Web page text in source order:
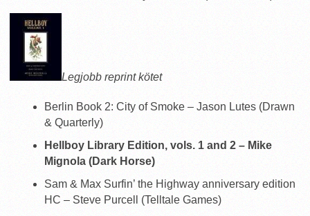
Legjobb reprint kötet
Berlin Book 2: City of Smoke – Jason Lutes (Drawn
& Quarterly)
Hellboy Library Edition, vols. 1 and 2 – Mike
Mignola (Dark Horse)
Sam & Max Surfin’ the Highway anniversary edition
HC – Steve Purcell (Telltale Games)